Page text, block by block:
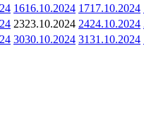
1616.10.2024 1717.10.2024
2323.10.2024 2424.10.2024
3030.10.2024 3131.10.2024